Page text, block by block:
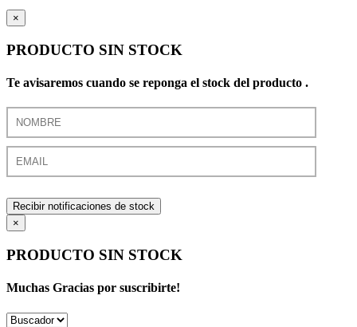
×
PRODUCTO SIN STOCK
Te avisaremos cuando se reponga el stock del producto .
Recibir notificaciones de stock
×
PRODUCTO SIN STOCK
Muchas Gracias por suscribirte!